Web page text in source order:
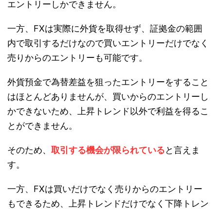
エントリーしかできません。
一方、FXは実際に外貨を取得せず、証拠金の範囲
内で取引するだけなので買いエントリーだけでなく
売りからのエントリーも可能です。
外貨預金で為替差益を狙ったエントリーをすること
はほとんどありませんが、買いからのエントリーし
かできないため、上昇トレンド以外で利益を得るこ
とができません。
そのため、 取引する機会が限られていると言えま
す。
一方、FXは買いだけでなく売りからのエントリー
もできるため、上昇トレンドだけでなく下降トレン